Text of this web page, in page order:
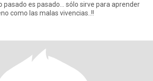
pasado es pasado... sólo sirve para aprender
como las malas vivencias..!!